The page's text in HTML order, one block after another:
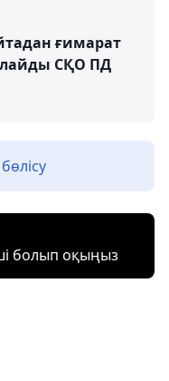
ғимарат
СҚО ПД
болып оқыңыз